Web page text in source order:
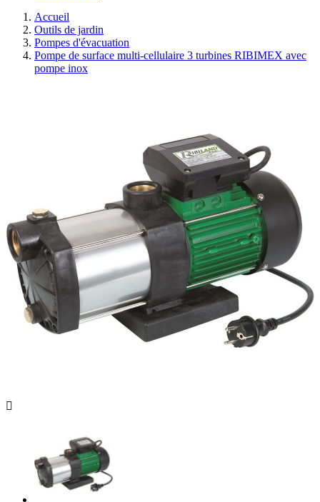
Accueil
Outils de jardin
Pompes d'évacuation
Pompe de surface multi-cellulaire 3 turbines RIBIMEX avec
pompe inox
